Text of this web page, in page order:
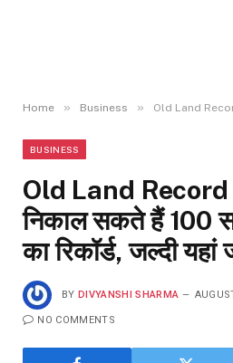
Home » Business » Old Land Record : अब घर बैठें
BUSINESS
Old Land Record
निकाल सकते हैं 100
का रिकॉर्ड, जल्दी
BY DIVYANSHI SHARMA
NO COMMENTS